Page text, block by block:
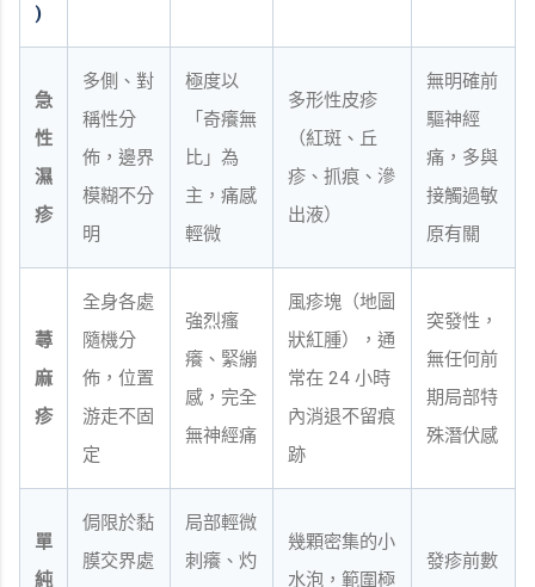
)
急
性
濕
疹
多側、對
稱性分
佈，邊界
模糊不分
明
極度以
「奇癢無
比」為
主，痛感
輕微
多形性皮疹
（紅斑、丘
疹、抓痕、滲
出液）
無明確前
驅神經
痛，多與
接觸過敏
原有關
蕁
麻
疹
全身各處
隨機分
佈，位置
游走不固
定
強烈瘙
癢、緊繃
感，完全
無神經痛
風疹塊（地圖
狀紅腫），通
常在 24 小時
內消退不留痕
跡
突發性，
無任何前
期局部特
殊潛伏感
單
純
侷限於黏
膜交界處
局部輕微
刺癢、灼
幾顆密集的小
水泡，範圍極
發疹前數